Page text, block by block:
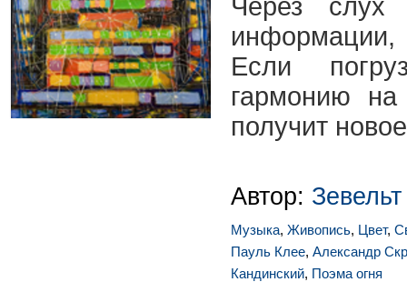
Через
информации,
Если
гармонию на
получит
Автор:
Музыка, Живопись, Цвет,
Пауль Клее, Александр
Кандинский, Поэма огня